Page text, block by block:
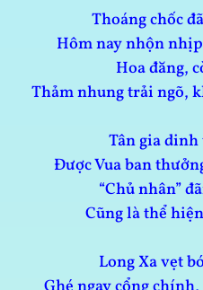
Thoáng chốc
Hôm nay nhộn
Hoa đăng,
Thảm nhung trải ngõ,
Tân gia dinh
Được Vua ban
“Chủ nhân”
Cũng là thể
Long Xa vẹt